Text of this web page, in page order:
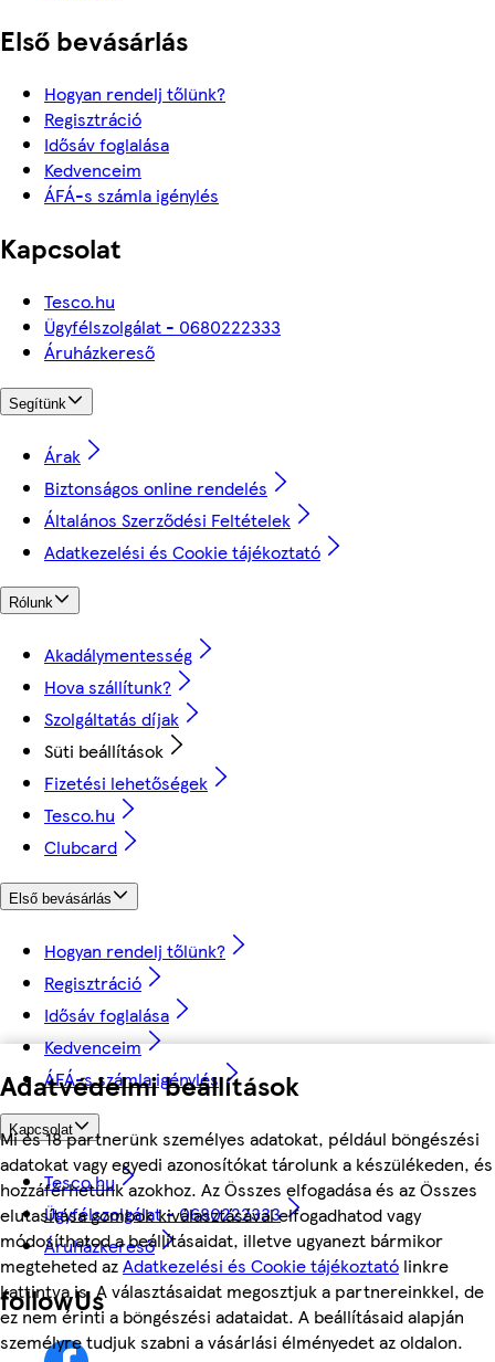
Adatvédelmi beállítások
Mi és 18 partnerünk személyes adatokat, például böngészési
adatokat vagy egyedi azonosítókat tárolunk a készülékeden, és
hozzáférhetünk azokhoz. Az Összes elfogadása és az Összes
elutasítása gombok kiválasztásával elfogadhatod vagy
módosíthatod a beállításaidat, illetve ugyanezt bármikor
megteheted azAdatkezelési és Cookie tájékoztató linkre
kattintva is. A választásaidat megosztjuk a partnereinkkel, de
ez nem érinti a böngészési adataidat. A beállításaid alapján
személyre tudjuk szabni a vásárlási élményedet az oldalon.
Első bevásárlás
Hogyan rendelj tőlünk?
Regisztráció
Idősáv foglalása
Kedvenceim
ÁFÁ-s számla igénylés
Kapcsolat
Tesco.hu
Ügyfélszolgálat - 0680222333
Áruházkereső
Segítünk
Árak
Biztonságos online rendelés
Általános Szerződési Feltételek
Adatkezelési és Cookie tájékoztató
Rólunk
Akadálymentesség
Hova szállítunk?
Szolgáltatás díjak
Süti beállítások
Fizetési lehetőségek
Tesco.hu
Clubcard
Első bevásárlás
Hogyan rendelj tőlünk?
Regisztráció
Idősáv foglalása
Kedvenceim
ÁFÁ-s számla igénylés
Kapcsolat
Tesco.hu
Ügyfélszolgálat - 0680222333
Áruházkereső
followUs